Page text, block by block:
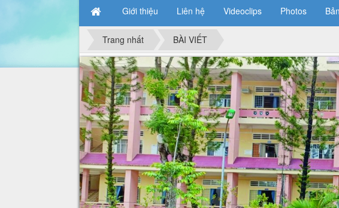
Giới thiệu Liên hệ Videoclips Photos
Trang nhất BÀI VIẾT